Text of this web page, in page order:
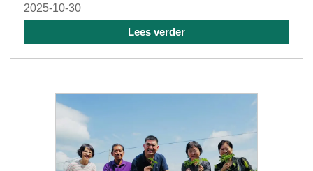
2025-10-30
Lees verder